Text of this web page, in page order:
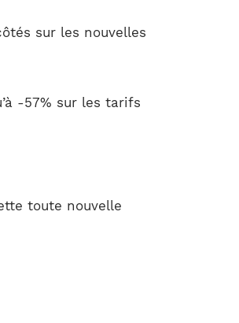
sur les nouvelles
-57% sur les tarifs
toute nouvelle